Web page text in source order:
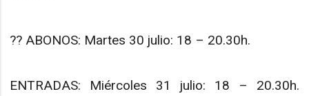
?? ABONOS: Martes 30 julio: 18 – 20.30h.
ENTRADAS: Miércoles 31 julio: 18 – 20.30h.